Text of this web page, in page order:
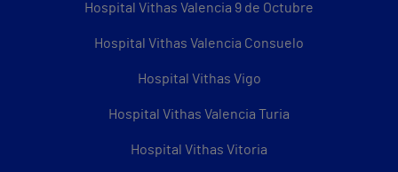
Hospital Vithas Valencia 9 de Octubre
Hospital Vithas Valencia Consuelo
Hospital Vithas Vigo
Hospital Vithas Valencia Turia
Hospital Vithas Vitoria